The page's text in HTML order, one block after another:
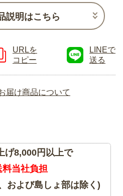
説明はこちら
URLを
コピー
LINEで
送る
届け商品について
げ8,000円以上で
料当社負担
および島しょ部は除く)